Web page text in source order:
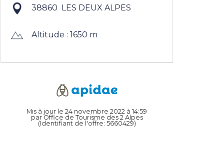
38860 LES DEUX ALPES
Altitude : 1650 m
Mis à jour le 24 novembre 2022 à 14:59
par Office de Tourisme des 2 Alpes
(Identifiant de l'offre: 5660429)